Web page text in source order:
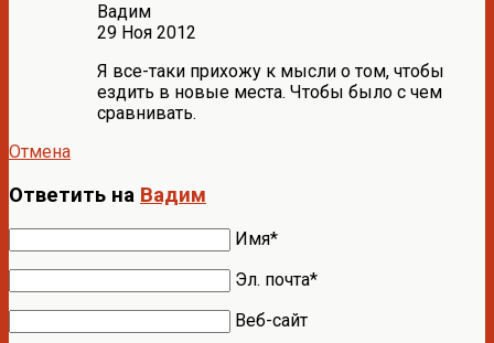
Вадим
29 Ноя 2012
Я все-таки прихожу к мысли о том, чтобы
ездить в новые места. Чтобы было с чем
сравнивать.
Отмена
Ответить на Вадим
Имя*
Эл. почта*
Веб-сайт